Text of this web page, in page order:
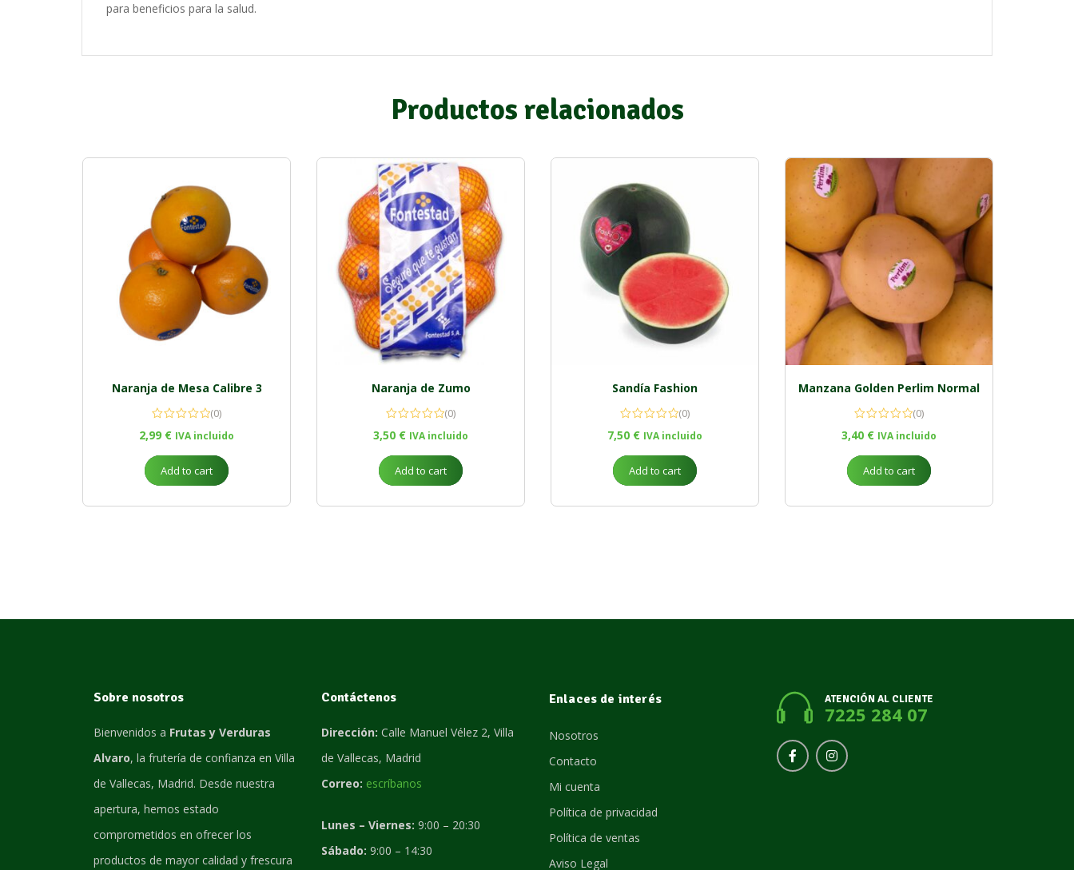
para beneficios para la salud.
Productos relacionados
Naranja de Mesa Calibre 3
(0)
2,99 € IVA incluido
Add to cart
Naranja de Zumo
(0)
3,50 € IVA incluido
Add to cart
Sandía Fashion
(0)
7,50 € IVA incluido
Add to cart
Manzana Golden Perlim Normal
(0)
3,40 € IVA incluido
Add to cart
Sobre nosotros
Bienvenidos a Frutas y Verduras
Alvaro, la frutería de confianza en Villa
de Vallecas, Madrid. Desde nuestra
apertura, hemos estado
comprometidos en ofrecer los
productos de mayor calidad y frescura
Contáctenos
Dirección: Calle Manuel Vélez 2, Villa
de Vallecas, Madrid
Correo: escríbanos
Lunes – Viernes: 9:00 – 20:30
Sábado: 9:00 – 14:30
Enlaces de interés
Nosotros
Contacto
Mi cuenta
Política de privacidad
Política de ventas
Aviso Legal
ATENCIÓN AL CLIENTE
7225 284 07